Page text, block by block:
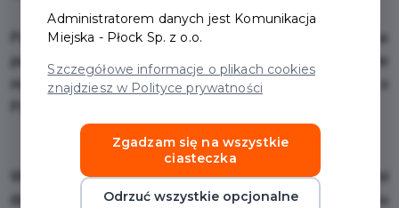
Pakiet Komunikacyjny dostępny jest wyłącznie online w
portalu plockarta.eu lub aplikacji mobilnej Płockarta. Nie
ma możliwości zawnioskowania w formie papierowej o
Wnioskując o Pakiet Komunikacyjny, konieczne jest
dodanie zdjęcia do weryfikacji. Podobnie jak w przypadku
Administratorem danych jest Komunikacja
Miejska - Płock Sp. z o.o.
Szczegółowe informacje o plikach cookies
znajdziesz w Polityce prywatności
Zgadzam się na wszystkie
ciasteczka
Odrzuć wszystkie opcjonalne